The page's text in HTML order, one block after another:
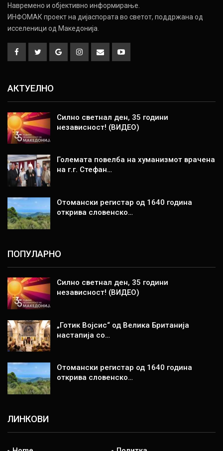
Навремено и објективно информирање.
ИНФОМАК проект на дијаспората во светот, поддржана од
исселеници од Македонија.
АКТУЕЛНО
Силно светнал ден, 35 години
независност! (ВИДЕО)
Големата повелба на хуманизмот врачена
на г.г. Стефан…
Отомански регистар од 1640 година
открива словенско…
ПОПУЛАРНО
Силно светнал ден, 35 години
независност! (ВИДЕО)
„Готик Војсис“ од Велика Британија
настапија со…
Отомански регистар од 1640 година
открива словенско…
ЛИНКОВИ